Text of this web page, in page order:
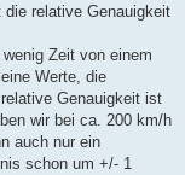
relative Genauigkeit
Zeit von einem
Werte, die
Genauigkeit ist
wir bei ca. 200 km/h
auch nur ein
schon um +/- 1